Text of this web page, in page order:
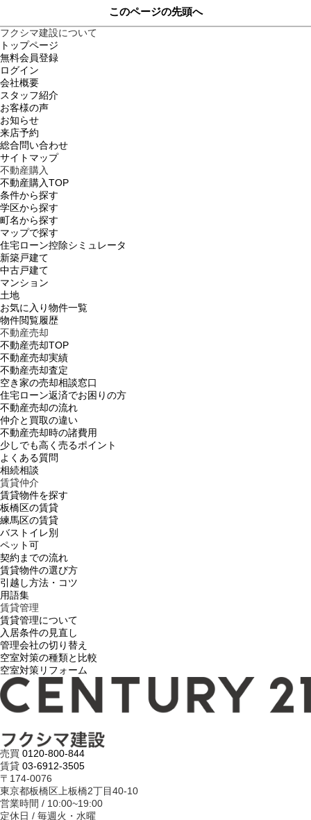
このページの先頭へ
フクシマ建設について
トップページ
無料会員登録
ログイン
会社概要
スタッフ紹介
お客様の声
お知らせ
来店予約
総合問い合わせ
サイトマップ
不動産購入
不動産購入TOP
条件から探す
学区から探す
町名から探す
マップで探す
住宅ローン控除シミュレータ
新築戸建て
中古戸建て
マンション
土地
お気に入り物件一覧
物件閲覧履歴
不動産売却
不動産売却TOP
不動産売却実績
不動産売却査定
空き家の売却相談窓口
住宅ローン返済でお困りの方
不動産売却の流れ
仲介と買取の違い
不動産売却時の諸費用
少しでも高く売るポイント
よくある質問
相続相談
賃貸仲介
賃貸物件を探す
板橋区の賃貸
練馬区の賃貸
バストイレ別
ペット可
契約までの流れ
賃貸物件の選び方
引越し方法・コツ
用語集
賃貸管理
賃貸管理について
入居条件の見直し
管理会社の切り替え
空室対策の種類と比較
空室対策リフォーム
売買 0120-800-844
賃貸 03-6912-3505
〒174-0076
東京都板橋区上板橋2丁目40-10
営業時間 / 10:00~19:00
定休日 / 毎週火・水曜